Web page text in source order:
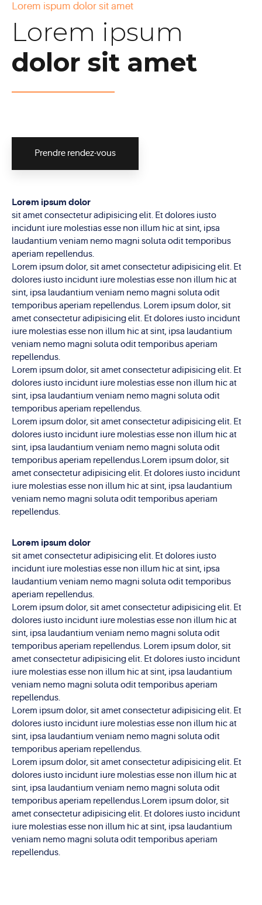
Lorem ispum dolor sit amet
Lorem ipsum
dolor sit amet
Prendre rendez-vous
Lorem ipsum dolor
sit amet consectetur adipisicing elit. Et dolores iusto
incidunt iure molestias esse non illum hic at sint, ipsa
laudantium veniam nemo magni soluta odit temporibus
aperiam repellendus.
Lorem ipsum dolor, sit amet consectetur adipisicing elit. Et
dolores iusto incidunt iure molestias esse non illum hic at
sint, ipsa laudantium veniam nemo magni soluta odit
temporibus aperiam repellendus. Lorem ipsum dolor, sit
amet consectetur adipisicing elit. Et dolores iusto incidunt
iure molestias esse non illum hic at sint, ipsa laudantium
veniam nemo magni soluta odit temporibus aperiam
repellendus.
Lorem ipsum dolor, sit amet consectetur adipisicing elit. Et
dolores iusto incidunt iure molestias esse non illum hic at
sint, ipsa laudantium veniam nemo magni soluta odit
temporibus aperiam repellendus.
Lorem ipsum dolor, sit amet consectetur adipisicing elit. Et
dolores iusto incidunt iure molestias esse non illum hic at
sint, ipsa laudantium veniam nemo magni soluta odit
temporibus aperiam repellendus.Lorem ipsum dolor, sit
amet consectetur adipisicing elit. Et dolores iusto incidunt
iure molestias esse non illum hic at sint, ipsa laudantium
veniam nemo magni soluta odit temporibus aperiam
repellendus.
Lorem ipsum dolor
sit amet consectetur adipisicing elit. Et dolores iusto
incidunt iure molestias esse non illum hic at sint, ipsa
laudantium veniam nemo magni soluta odit temporibus
aperiam repellendus.
Lorem ipsum dolor, sit amet consectetur adipisicing elit. Et
dolores iusto incidunt iure molestias esse non illum hic at
sint, ipsa laudantium veniam nemo magni soluta odit
temporibus aperiam repellendus. Lorem ipsum dolor, sit
amet consectetur adipisicing elit. Et dolores iusto incidunt
iure molestias esse non illum hic at sint, ipsa laudantium
veniam nemo magni soluta odit temporibus aperiam
repellendus.
Lorem ipsum dolor, sit amet consectetur adipisicing elit. Et
dolores iusto incidunt iure molestias esse non illum hic at
sint, ipsa laudantium veniam nemo magni soluta odit
temporibus aperiam repellendus.
Lorem ipsum dolor, sit amet consectetur adipisicing elit. Et
dolores iusto incidunt iure molestias esse non illum hic at
sint, ipsa laudantium veniam nemo magni soluta odit
temporibus aperiam repellendus.Lorem ipsum dolor, sit
amet consectetur adipisicing elit. Et dolores iusto incidunt
iure molestias esse non illum hic at sint, ipsa laudantium
veniam nemo magni soluta odit temporibus aperiam
repellendus.